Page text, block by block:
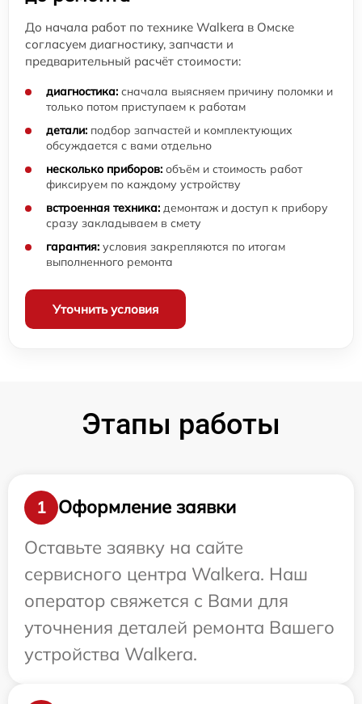
До начала работ по технике Walkera в Омске
согласуем диагностику, запчасти и
предварительный расчёт стоимости:
диагностика: сначала выясняем причину поломки и
только потом приступаем к работам
детали: подбор запчастей и комплектующих
обсуждается с вами отдельно
несколько приборов: объём и стоимость работ
фиксируем по каждому устройству
встроенная техника: демонтаж и доступ к прибору
сразу закладываем в смету
гарантия: условия закрепляются по итогам
выполненного ремонта
Уточнить условия
Этапы работы
1
Оформление заявки
Оставьте заявку на сайте
сервисного центра Walkera. Наш
оператор свяжется с Вами для
уточнения деталей ремонта Вашего
устройства Walkera.